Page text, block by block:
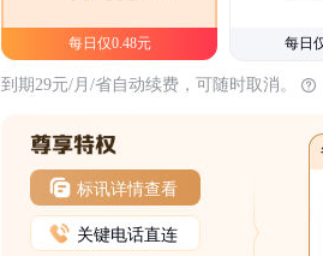
每日仅0.48元 每日
到期29元/月/省自动续费，可随时取消。
标讯详情查看
关键电话直连